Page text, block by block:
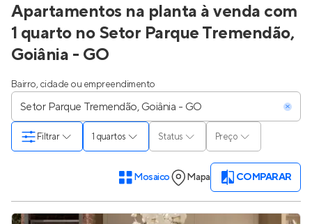
Apartamentos na planta à venda com
1 quarto no Setor Parque Tremendão,
Goiânia - GO
Bairro, cidade ou empreendimento
1 quartos Status Preço
Filtrar
Mosaico Mapa COMPARAR